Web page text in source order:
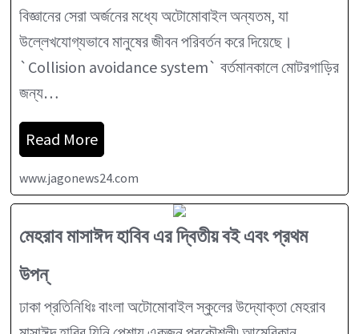
বিজ্ঞানের সেরা অর্জনের মধ্যে অটোমোবাইল অন্যতম, যা
উল্লেখযোগ্যভাবে মানুষের জীবন পরিবর্তন করে দিয়েছে।
`Collision avoidance system` বর্তমানকালে মোটরগাড়ির
জন্য…
Read More
www.jagonews24.com
মেহরাব মাসাঈদ হাবিব এর দ্বিতীয় বই এবং প্রথম
উপন্
ঢাকা প্রতিনিধিঃ বাংলা অটোমোবাইল স্কুলের উদ্যোক্তা মেহরাব